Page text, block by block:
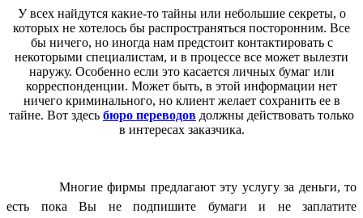
У всех найдутся какие-то тайны или небольшие секреты, о
которых не хотелось бы распространяться посторонним. Все
бы ничего, но иногда нам предстоит контактировать с
некоторыми специалистам, и в процессе все может вылезти
наружу. Особенно если это касается личных бумаг или
корреспонденции. Может быть, в этой информации нет
ничего криминального, но клиент желает сохранить ее в
тайне. Вот здесь бюро переводов должны действовать только
в интересах заказчика.
Многие фирмы предлагают эту услугу за деньги, то
есть пока Вы не подпишите бумаги и не заплатите